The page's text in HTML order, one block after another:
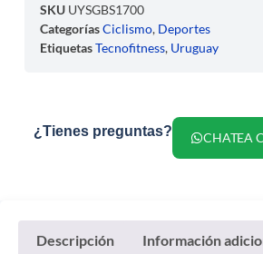
SKU UYSGBS1700
CategoríasCiclismo, Deportes
EtiquetasTecnofitness, Uruguay
¿Tienes preguntas? CHATEA
Descripción Información